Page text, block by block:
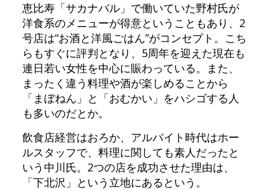
恵比寿「サカナバル」で働いていた野村氏が
洋食系のメニューが得意ということもあり、2
号店は“お酒と洋風ごはん”がコンセプト。こち
らもすぐに評判となり、5周年を迎えた現在も
連日若い女性を中心に賑わっている。また、
まったく違う料理や酒が楽しめることから
「まぼねん」と「おむかい」をハシゴする人
も多いのだとか。
飲食店経営はおろか、アルバイト時代はホー
ルスタッフで、料理に関しても素人だったと
いう中川氏。2つの店を成功させた理由は、
「下北沢」という立地にあるという。